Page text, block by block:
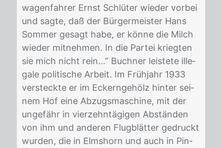
wa­gen­fah­rer Ernst Schlü­ter wie­der vor­bei
und sag­te, daß der Bür­ger­meis­ter Hans
Som­mer ge­sagt habe, er kön­ne die Milch
wie­der mit­neh­men. In die Par­tei krieg­ten
sie mich nicht rein…” Buch­ner leis­te­te il­le­
ga­le po­li­ti­sche Ar­beit. Im Früh­jahr 1933
ver­steck­te er im Eckern­ge­hölz hin­ter sei­
nem Hof eine Ab­zugs­ma­schi­ne, mit der
un­ge­fähr in vier­zehn­tä­gi­gen Ab­stän­den
von ihm und an­de­ren Flug­blät­ter ge­druckt
wur­den, die in Elms­horn und auch in Pin­